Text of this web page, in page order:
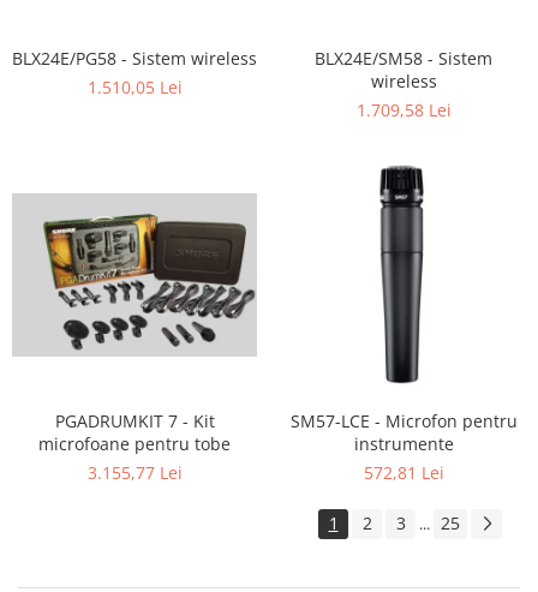
BLX24E/PG58 - Sistem wireless
1.510,05 Lei
BLX24E/SM58 - Sistem
wireless
1.709,58 Lei
PGADRUMKIT 7 - Kit
microfoane pentru tobe
3.155,77 Lei
SM57-LCE - Microfon pentru
instrumente
572,81 Lei
1 2 3 ... 25